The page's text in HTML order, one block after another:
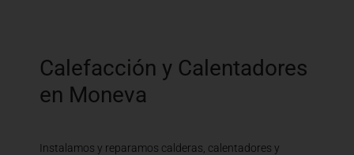
Calefacción y Calentadores
en Moneva
Instalamos y reparamos calderas, calentadores y